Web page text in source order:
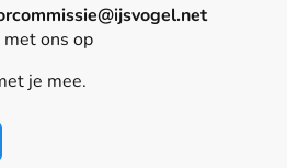
met ons op
je mee.